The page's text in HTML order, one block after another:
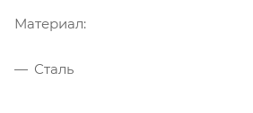
Материал:
Сталь